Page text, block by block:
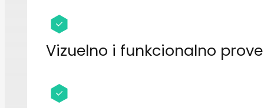
Vizuelno i funkcionalno